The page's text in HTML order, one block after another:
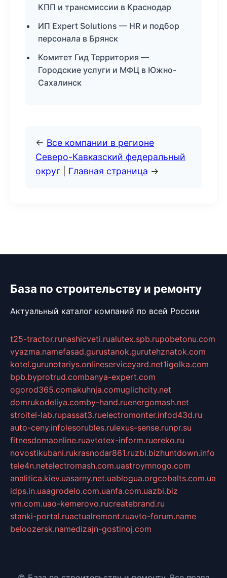
КПП и трансмиссии в Краснодар
ИП Expert Solutions — HR и подбор
персонала в Брянск
Комитет Гид Территория —
Городские услуги и МФЦ в Южно-
Сахалинск
← Все компании в регионе
Северо-Кавказский федеральный
округ
Главная страница →
База по строительству и ремонту
Актуальный каталог компаний по всей России
t25-tractor.runashicveti.rualutex.spb.rupobetonu.com
vyazma.namefasad.gurustanok.gurutehznatok.com
kotel.gurunotariys.onlineserviceyard.net1igolka.com
bpb.byprotrud.combanya-expert.com
ogorod365.comakuhnja.comuglichcity.net
domrukodeliya.comby-hand.ruenergomash.net
stroitel-lab.rupassat3.ruelectromonter.infod43d.ru
auto-ceny.infolesorubles.rulexus-sense.runpr.su
fitnesdomaonline.ruavtotex-inform.ruereko.ru
novostikubani.rukrasnodar861.ruzbi.bizhuntdown.info
tele4n.netelectromash.com.uastroymnogo.com
analitica.kiev.uasarny.net.uablogua.orgcobalts.com.ua
idps.in.uaagrodelo.com.uanfa.com.uazbi.biz
vm.com.uao-kemerovo.rucreatebrand.ru
stanki-portal.ruactualremont.ruavto-forum.name
beloozersk.namedizajn-gostinoj.com